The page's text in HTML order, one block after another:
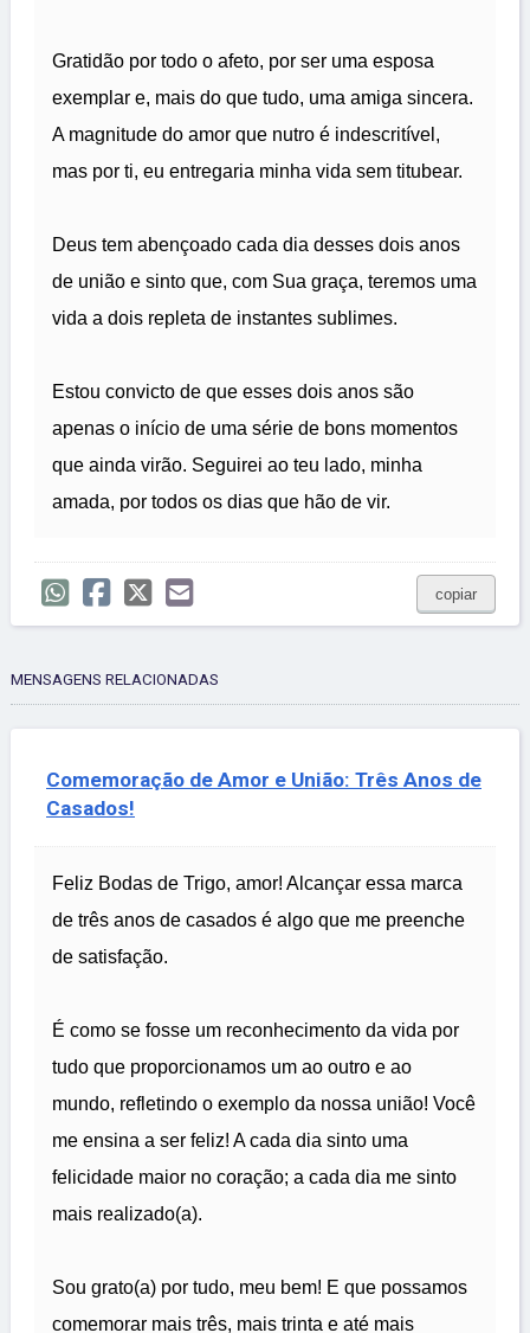
Gratidão por todo o afeto, por ser uma esposa
exemplar e, mais do que tudo, uma amiga sincera.
A magnitude do amor que nutro é indescritível,
mas por ti, eu entregaria minha vida sem titubear.
Deus tem abençoado cada dia desses dois anos
de união e sinto que, com Sua graça, teremos uma
vida a dois repleta de instantes sublimes.
Estou convicto de que esses dois anos são
apenas o início de uma série de bons momentos
que ainda virão. Seguirei ao teu lado, minha
amada, por todos os dias que hão de vir.
copiar
MENSAGENS RELACIONADAS
Comemoração de Amor e União: Três Anos de
Casados!
Feliz Bodas de Trigo, amor! Alcançar essa marca
de três anos de casados é algo que me preenche
de satisfação.
É como se fosse um reconhecimento da vida por
tudo que proporcionamos um ao outro e ao
mundo, refletindo o exemplo da nossa união! Você
me ensina a ser feliz! A cada dia sinto uma
felicidade maior no coração; a cada dia me sinto
mais realizado(a).
Sou grato(a) por tudo, meu bem! E que possamos
comemorar mais três, mais trinta e até mais